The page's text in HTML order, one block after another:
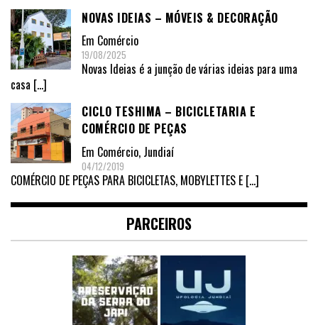
NOVAS IDEIAS – MÓVEIS & DECORAÇÃO
Em Comércio
19/08/2025
Novas Ideias é a junção de várias ideias para uma
casa […]
CICLO TESHIMA – BICICLETARIA E
COMÉRCIO DE PEÇAS
Em Comércio, Jundiaí
04/12/2019
COMÉRCIO DE PEÇAS PARA BICICLETAS, MOBYLETTES E […]
PARCEIROS